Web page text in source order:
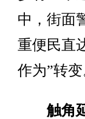
中，街面
重便民直
作为”转变
触角